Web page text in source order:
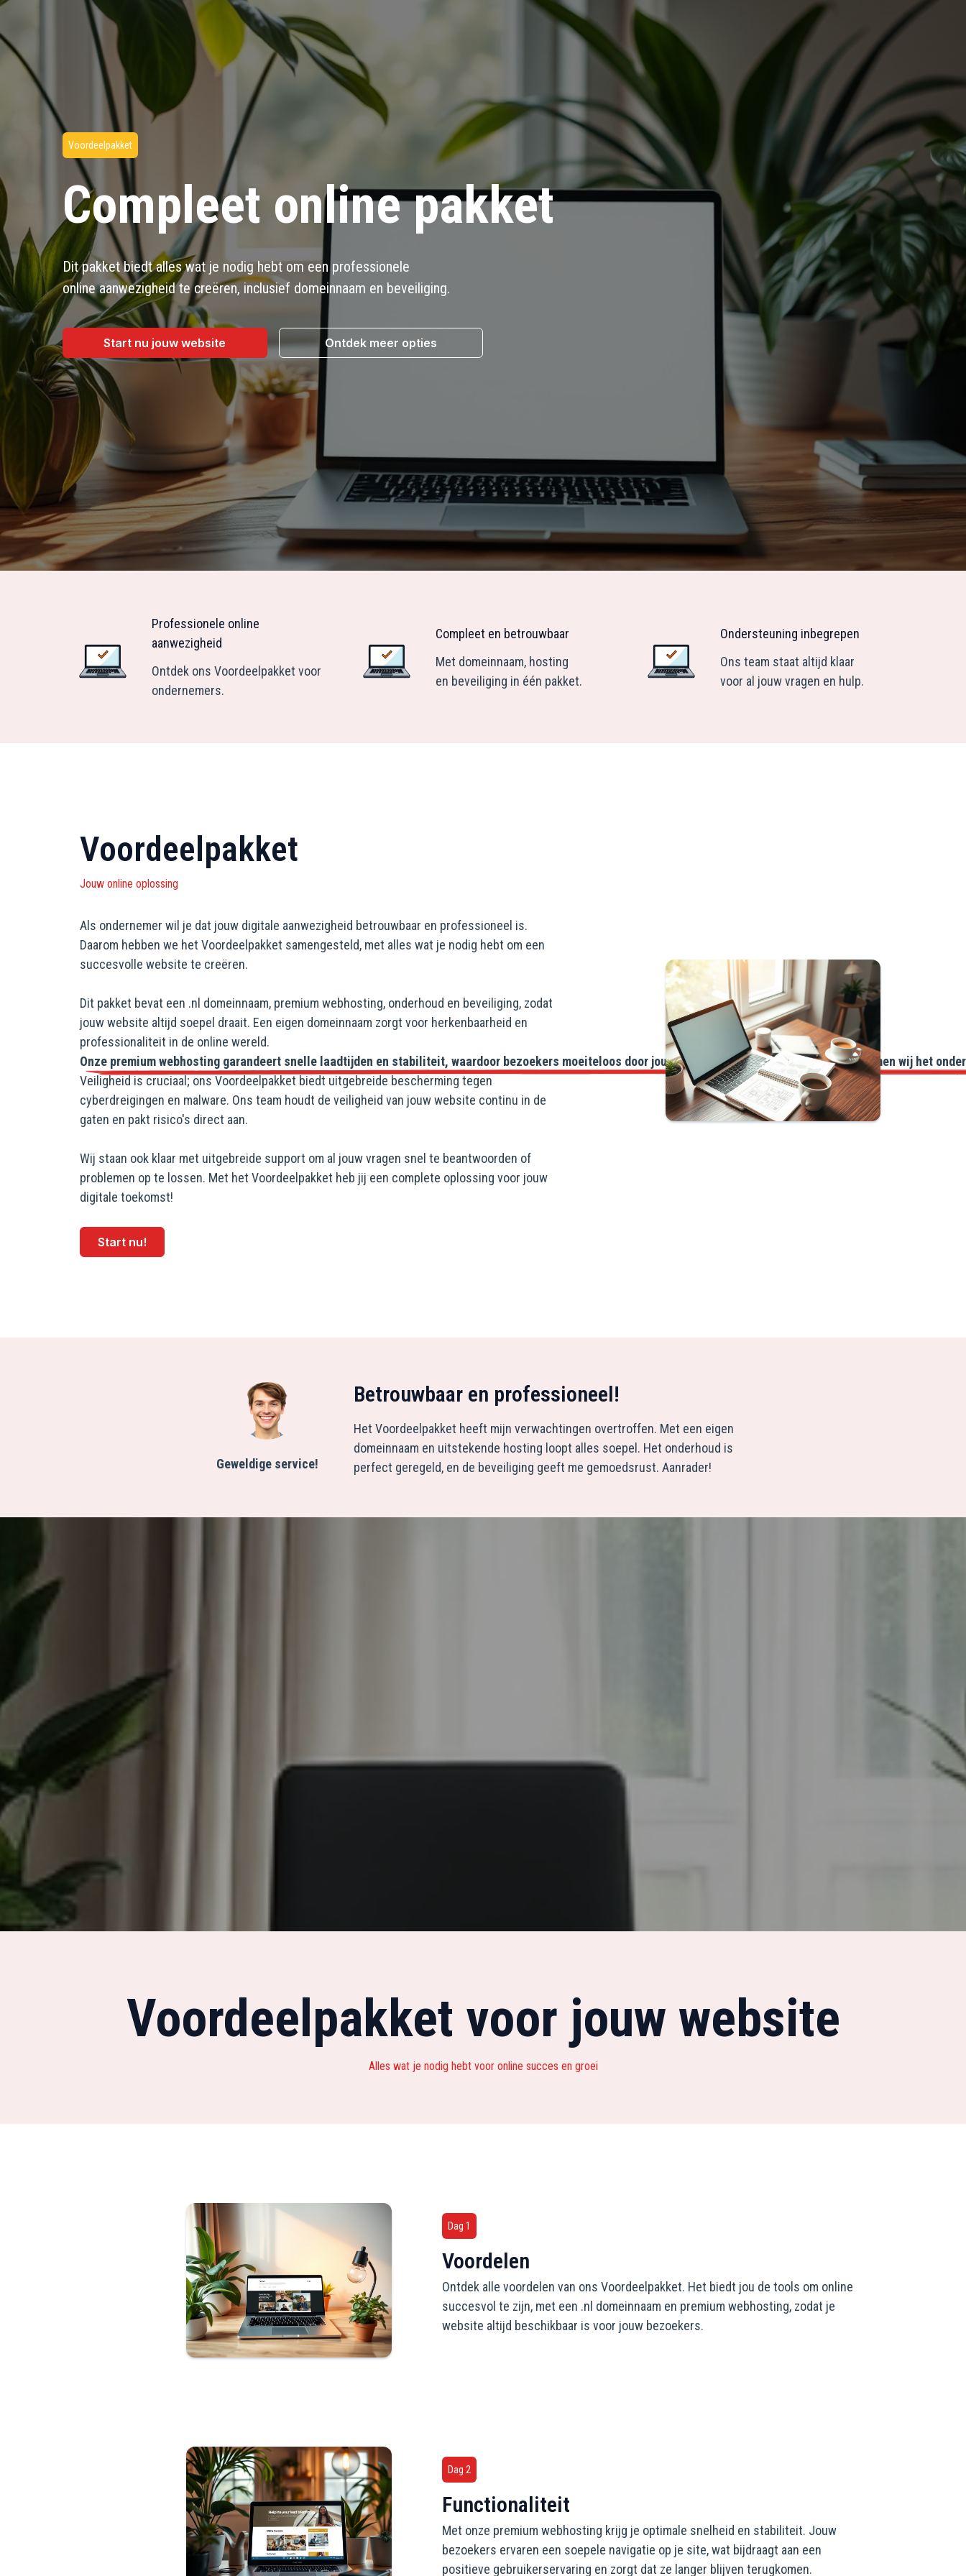
Voordeelpakket
Compleet online pakket
Dit pakket biedt alles wat je nodig hebt om een professionele
online aanwezigheid te creëren, inclusief domeinnaam en beveiliging.
Start nu jouw website Ontdek meer opties
Professionele online
aanwezigheid
Ontdek ons Voordeelpakket voor
ondernemers.
Compleet en betrouwbaar
Met domeinnaam, hosting
en beveiliging in één pakket.
Ondersteuning inbegrepen
Ons team staat altijd klaar
voor al jouw vragen en hulp.
Voordeelpakket
Jouw online oplossing
Als ondernemer wil je dat jouw digitale aanwezigheid betrouwbaar en professioneel is.
Daarom hebben we het Voordeelpakket samengesteld, met alles wat je nodig hebt om een
succesvolle website te creëren.
Dit pakket bevat een .nl domeinnaam, premium webhosting, onderhoud en beveiliging, zodat
jouw website altijd soepel draait. Een eigen domeinnaam zorgt voor herkenbaarheid en
professionaliteit in de online wereld.
Onze premium webhosting garandeert snelle laadtijden en stabiliteit, waardoor bezoekers moeiteloos door jouw site kunnen navigeren. Daarnaast nemen wij het
Veiligheid is cruciaal; ons Voordeelpakket biedt uitgebreide bescherming tegen
cyberdreigingen en malware. Ons team houdt de veiligheid van jouw website continu in de
gaten en pakt risico's direct aan.
Wij staan ook klaar met uitgebreide support om al jouw vragen snel te beantwoorden of
problemen op te lossen. Met het Voordeelpakket heb jij een complete oplossing voor jouw
digitale toekomst!
Start nu!
Geweldige service!
Betrouwbaar en professioneel!
Het Voordeelpakket heeft mijn verwachtingen overtroffen. Met een eigen
domeinnaam en uitstekende hosting loopt alles soepel. Het onderhoud is
perfect geregeld, en de beveiliging geeft me gemoedsrust. Aanrader!
Voordeelpakket voor jouw website
Alles wat je nodig hebt voor online succes en groei
Dag 1
Voordelen
Ontdek alle voordelen van ons Voordeelpakket. Het biedt jou de tools om online
succesvol te zijn, met een .nl domeinnaam en premium webhosting, zodat je
website altijd beschikbaar is voor jouw bezoekers.
Dag 2
Functionaliteit
Met onze premium webhosting krijg je optimale snelheid en stabiliteit. Jouw
bezoekers ervaren een soepele navigatie op je site, wat bijdraagt aan een
positieve gebruikerservaring en zorgt dat ze langer blijven terugkomen.